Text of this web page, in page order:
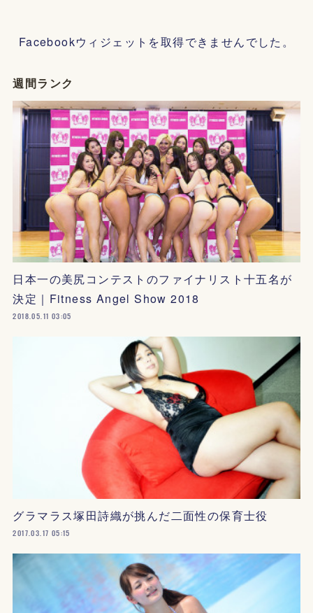
Facebookウィジェットを取得できませんでした。
週間ランク
日本一の美尻コンテストのファイナリスト十五名が
決定｜Fitness Angel Show 2018
2018.05.11 03:05
グラマラス塚田詩織が挑んだ二面性の保育士役
2017.03.17 05:15